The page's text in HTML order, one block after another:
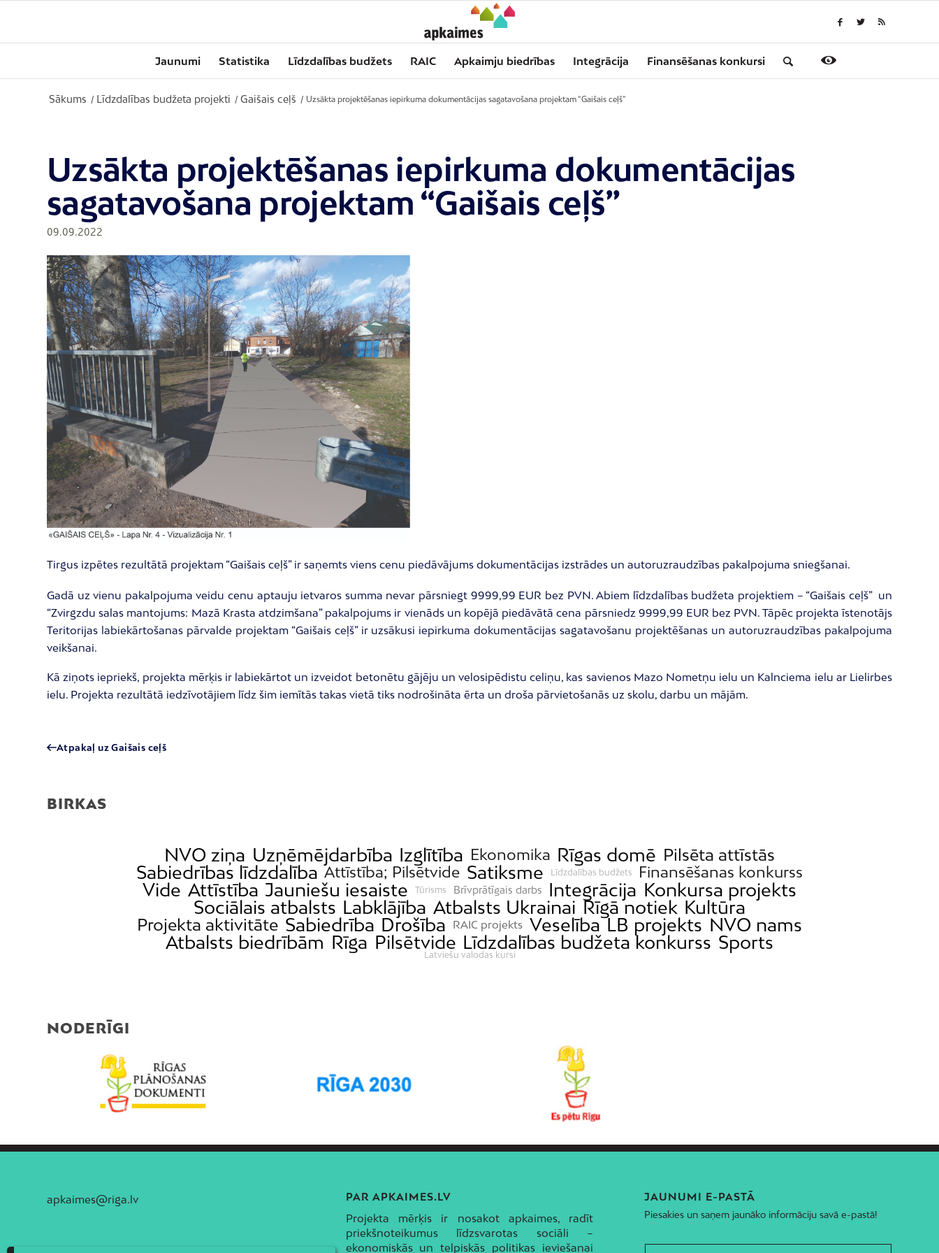
Jaunumi Statistika Līdzdalības budžets RAIC Apkaimju biedrības Integrācija Finansēšanas konkursi
Sākums / Līdzdalības budžeta projekti / Gaišais ceļš / Uzsākta projektēšanas iepirkuma dokumentācijas sagatavošana projektam “Gaišais ceļš”
Uzsākta projektēšanas iepirkuma dokumentācijas
sagatavošana projektam “Gaišais ceļš”
09.09.2022
Tirgus izpētes rezultātā projektam “Gaišais ceļš” ir saņemts viens cenu piedāvājums dokumentācijas izstrādes un autoruzraudzības pakalpojuma sniegšanai.
Gadā uz vienu pakalpojuma veidu cenu aptauju ietvaros summa nevar pārsniegt 9999,99 EUR bez PVN. Abiem līdzdalības budžeta projektiem – “Gaišais ceļš” un
“Zvirgzdu salas mantojums: Mazā Krasta atdzimšana” pakalpojums ir vienāds un kopējā piedāvātā cena pārsniedz 9999,99 EUR bez PVN. Tāpēc projekta īstenotājs
Teritorijas labiekārtošanas pārvalde projektam “Gaišais ceļš” ir uzsākusi iepirkuma dokumentācijas sagatavošanu projektēšanas un autoruzraudzības pakalpojuma
veikšanai.
Kā ziņots iepriekš, projekta mērķis ir labiekārtot un izveidot betonētu gājēju un velosipēdistu celiņu, kas savienos Mazo Nometņu ielu un Kalnciema ielu ar Lielirbes
ielu. Projekta rezultātā iedzīvotājiem līdz šim iemītās takas vietā tiks nodrošināta ērta un droša pārvietošanās uz skolu, darbu un mājām.
Atpakaļ uz Gaišais ceļš
BIRKAS
NVO ziņa Uzņēmējdarbība Izglītība Ekonomika Rīgas domē Pilsēta attīstās
Sabiedrības līdzdalība Attīstība; Pilsētvide Satiksme Līdzdalības budžets Finansēšanas konkurss
Vide Attīstība Jauniešu iesaiste Tūrisms Brīvprātīgais darbs Integrācija Konkursa projekts
Sociālais atbalsts Labklājība Atbalsts Ukrainai Rīgā notiek Kultūra
Projekta aktivitāte Sabiedrība Drošība RAIC projekts Veselība LB projekts NVO nams
Atbalsts biedrībām Rīga Pilsētvide Līdzdalības budžeta konkurss Sports
Latviešu valodas kursi
NODERĪGI
apkaimes@riga.lv PAR APKAIMES.LV
Projekta mērķis ir nosakot apkaimes, radīt
priekšnoteikumus līdzsvarotas sociāli –
ekonomiskās un telpiskās politikas ieviešanai
JAUNUMI E-PASTĀ
Piesakies un saņem jaunāko informāciju savā e-pastā!